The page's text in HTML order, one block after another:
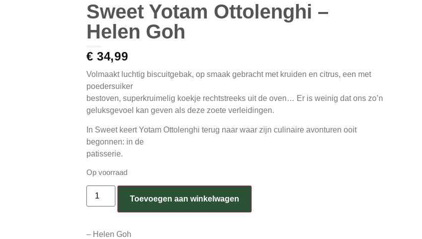
Sweet Yotam Ottolenghi –
Helen Goh
€ 34,99
Volmaakt luchtig biscuitgebak, op smaak gebracht met kruiden en citrus, een met
poedersuiker
bestoven, superkruimelig koekje rechtstreeks uit de oven… Er is weinig dat ons zo’n
geluksgevoel kan geven als deze zoete verleidingen.
In Sweet keert Yotam Ottolenghi terug naar waar zijn culinaire avonturen ooit
begonnen: in de
patisserie.
Op voorraad
Toevoegen aan winkelwagen
– Helen Goh